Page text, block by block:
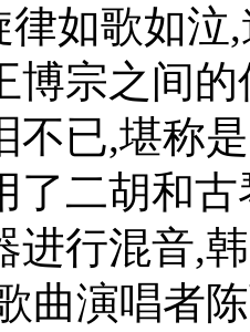
律如歌如泣
博宗之间
不已,堪称
了二胡和
进行混音,
曲演唱者